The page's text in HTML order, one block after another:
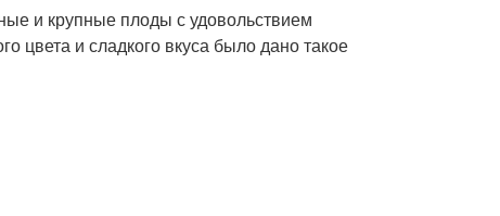
и крупные плоды с удовольствием
цвета и сладкого вкуса было дано такое